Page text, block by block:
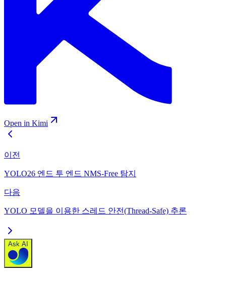
Open in Kimi
이전
YOLO26 엔드 투 엔드 NMS-Free 탐지
다음
YOLO 모델을 이용한 스레드 안전(Thread-Safe) 추론
Ask AI